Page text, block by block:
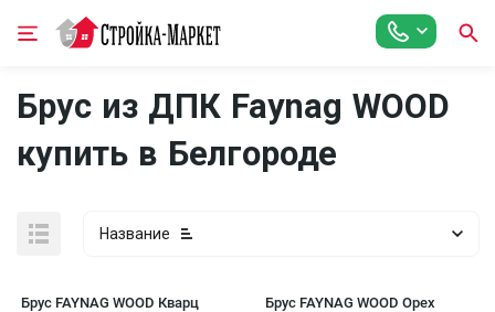
Брус из ДПК Faynag WOOD
купить в Белгороде
Название
Брус FAYNAG WOOD Кварц Брус FAYNAG WOOD Орех